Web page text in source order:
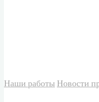
Наши работы Новости